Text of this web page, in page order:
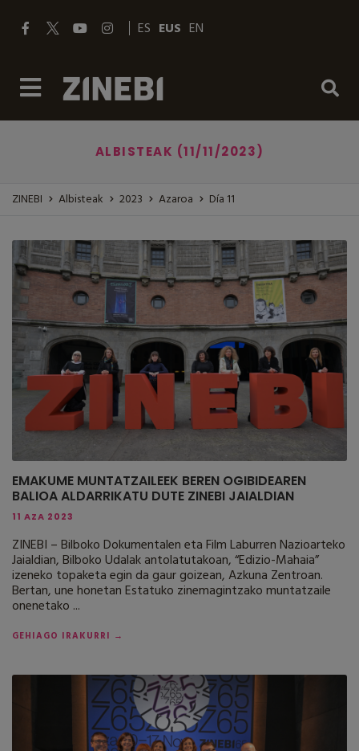
ES EUS EN
ALBISTEAK (11/11/2023)
ZINEBI Albisteak 2023 Azaroa Día 11
EMAKUME MUNTATZAILEEK BEREN OGIBIDEAREN
BALIOA ALDARRIKATU DUTE ZINEBI JAIALDIAN
11 AZA 2023
ZINEBI – Bilboko Dokumentalen eta Film Laburren Nazioarteko
Jaialdian, Bilboko Udalak antolatutakoan, “Edizio-Mahaia”
izeneko topaketa egin da gaur goizean, Azkuna Zentroan.
Bertan, une honetan Estatuko zinemagintzako muntatzaile
onenetako ...
GEHIAGO IRAKURRI →